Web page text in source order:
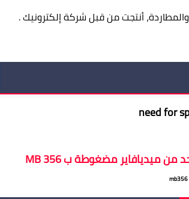
أنتجت من قبل شركة إلكترونيك .
356